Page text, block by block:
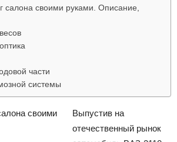
салона своими руками. Описание,
части
системы
Выпустив на
отечественный рынок